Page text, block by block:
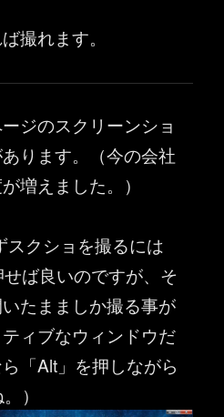
撮れます。
ジのスクリーンショ
ります。（今の会社
増えました。）
クショを撮るには
せば良いのですが、そ
たまましか撮る事が
ィブなウィンドウだ
「Alt」を押しながら
）